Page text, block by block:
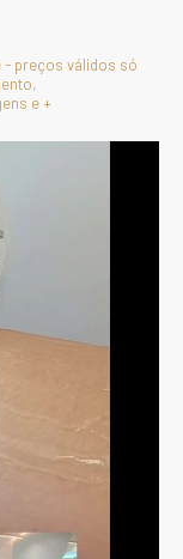
- preços válidos só
e +